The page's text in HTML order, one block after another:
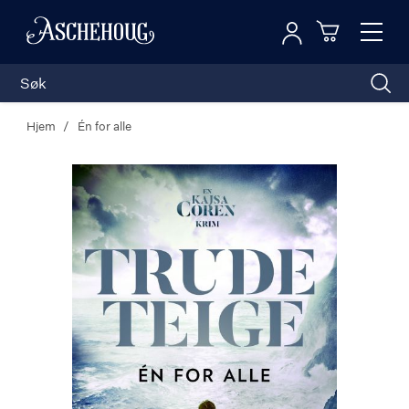
Toggle
Logg inn
Hjem Én for alle